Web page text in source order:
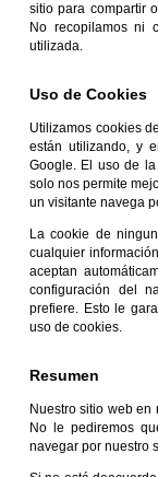
sitio para compartir
No recopilamos ni
utilizada.
Uso de Cookies
Utilizamos cookies
están utilizando, y
Google. El uso de
solo nos permite
un visitante navega
La cookie de
cualquier
aceptan
configuración del
prefiere. Esto le
uso de cookies.
Resumen
Nuestro sitio web
No le pediremos
navegar por nuestro